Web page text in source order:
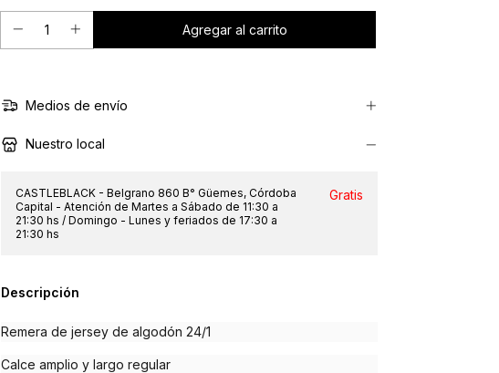
Medios de envío
Nuestro local
CASTLEBLACK - Belgrano 860 B° Güemes, Córdoba
Capital - Atención de Martes a Sábado de 11:30 a
21:30 hs / Domingo - Lunes y feriados de 17:30 a
21:30 hs
Gratis
Descripción
Remera de jersey de algodón 24/1
Calce amplio y largo regular